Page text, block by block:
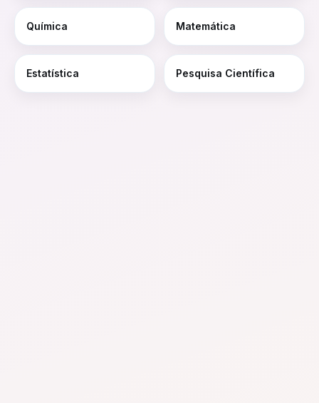
Química Matemática
Estatística Pesquisa Científica